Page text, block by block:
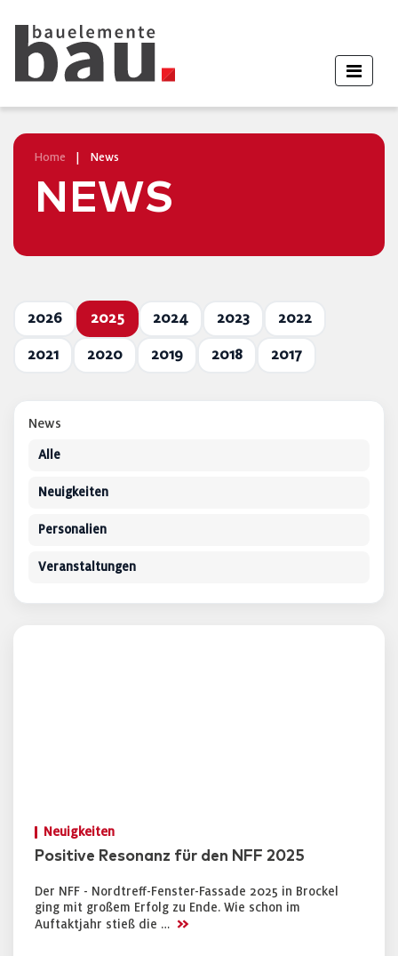
Home News
NEWS
2026 2025 2024 2023 2022
2021 2020 2019 2018 2017
Neuigkeiten
Positive Resonanz für den NFF 2025
Der NFF - Nordtreff-Fenster-Fassade 2025 in Brockel
ging mit großem Erfolg zu Ende. Wie schon im
Auftaktjahr stieß die … >>
News
Alle
Neuigkeiten
Personalien
Veranstaltungen